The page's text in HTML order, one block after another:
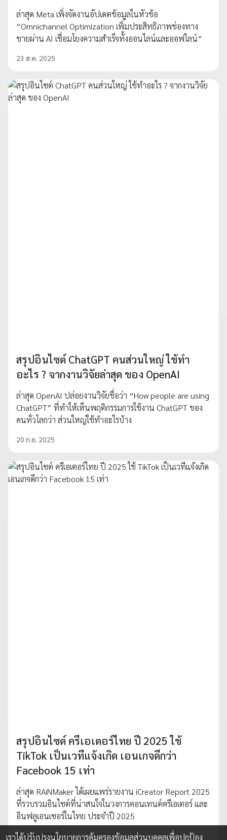
ล่าสุด Meta เพิ่งจัดงานอัปเดตข้อมูลในหัวข้อ
“Omnichannel Optimization เพิ่มประสิทธิภาพช่องทาง
ขายผ่าน AI เชื่อมโยงความสำเร็จทั้งออนไลน์และออฟไลน์”
23 ส.ค. 2025
สรุปอินไซต์ ChatGPT คนส่วนใหญ่ ใช้ทำ
อะไร ? จากงานวิจัยล่าสุด ของ OpenAI
ล่าสุด OpenAI ปล่อยงานวิจัยชื่อว่า “How people are using
ChatGPT” ที่ทำให้เห็นพฤติกรรมการใช้งาน ChatGPT ของ
คนทั่วโลกว่า ส่วนใหญ่ใช้ทำอะไรบ้าง
20 ก.ย. 2025
สรุปอินไซต์ ครีเอเตอร์ไทย ปี 2025 ใช้
TikTok เป็นเวทีแจ้งเกิด เอนเกจดีกว่า
Facebook 15 เท่า
ล่าสุด RAiNMaker ได้เผยแพร่รายงาน iCreator Report 2025
ที่รวบรวมอินไซต์ที่น่าสนใจในวงการคอนเทนต์ครีเอเตอร์ และ
อินฟลูเอนเซอร์ในไทย ประจำปี 2025
26 ก.ย. 2025
เราได้ปรับปรุงนโยบายการคุ้มครองข้อมูลส่วนบุคคลเพื่อปกป้อง